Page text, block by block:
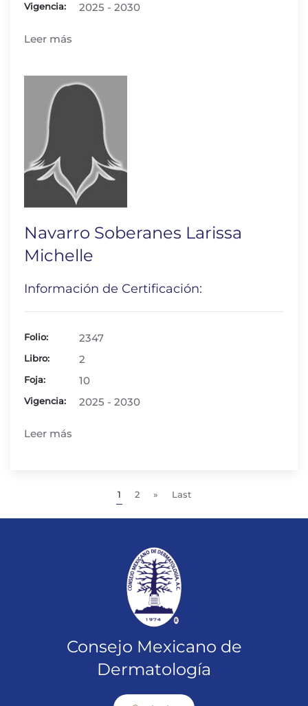
Vigencia: 2025 - 2030
Leer más
Navarro Soberanes Larissa
Michelle
Información de Certificación:
Folio: 2347
Libro: 2
Foja: 10
Vigencia: 2025 - 2030
Leer más
1 2 » Last
Consejo Mexicano de
Dermatología